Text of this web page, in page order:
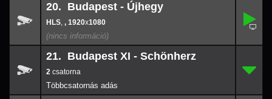
20.
20. Budapest - Újhegy
, , 1920x1080
,
1920x
21.
21. Budapest XI - Schönherz
2